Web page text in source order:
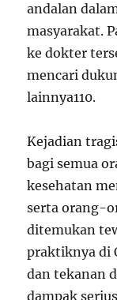
andalan
masyarakat.
ke dokter
mencari
lainnya110.
Kejadian
bagi semua
kesehatan
serta orang-
ditemukan
praktiknya di
dan tekanan
dampak